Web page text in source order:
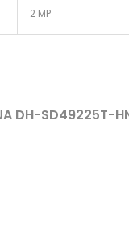
2 MP
DH-SD49225T-